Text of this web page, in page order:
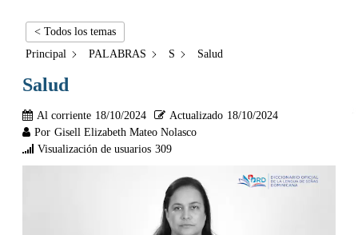
< Todos los temas
Principal
PALABRAS S Salud
Salud
Al corriente 18/10/2024 Actualizado 18/10/2024
Por Gisell Elizabeth Mateo Nolasco
Visualización de usuarios 309